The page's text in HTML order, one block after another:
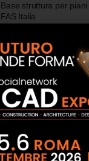
Base struttura per
FAS Italia
Wakol MS 232 colla per
elastica
Nova Tekno Point
Cassaforte digitale per